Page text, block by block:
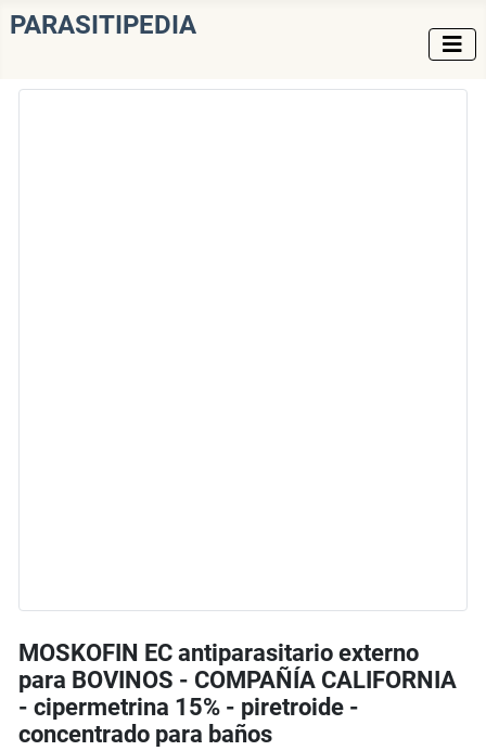
PARASITIPEDIA
MOSKOFIN EC antiparasitario externo
para BOVINOS - COMPAÑÍA CALIFORNIA
- cipermetrina 15% - piretroide -
concentrado para baños